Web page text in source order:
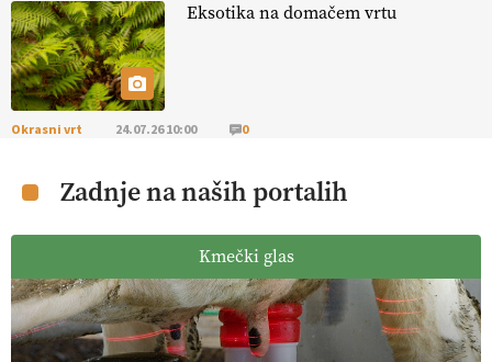
Eksotika na domačem vrtu
Okrasni vrt 24.07.26 10:00 0
Zadnje na naših portalih
Kmečki glas